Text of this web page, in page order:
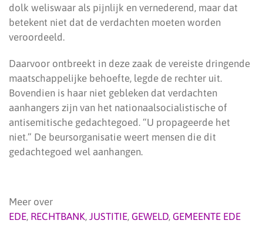
dolk weliswaar als pijnlijk en vernederend, maar dat
betekent niet dat de verdachten moeten worden
veroordeeld.
Daarvoor ontbreekt in deze zaak de vereiste dringende
maatschappelijke behoefte, legde de rechter uit.
Bovendien is haar niet gebleken dat verdachten
aanhangers zijn van het nationaalsocialistische of
antisemitische gedachtegoed. “U propageerde het
niet.” De beursorganisatie weert mensen die dit
gedachtegoed wel aanhangen.
Meer over
EDE, RECHTBANK, JUSTITIE, GEWELD, GEMEENTE EDE